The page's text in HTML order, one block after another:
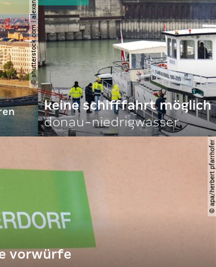
© shutterstock.com | alexanton
keine schifffahrt möglich
donau-niedrigwasser
© apa/herbert pfarrhofer
vorwürfe